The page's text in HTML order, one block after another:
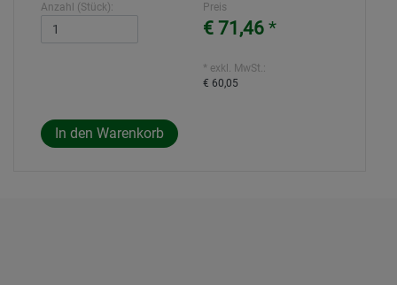
Anzahl (Stück): Preis
€ 71,46 *
* exkl. MwSt.:
€ 60,05